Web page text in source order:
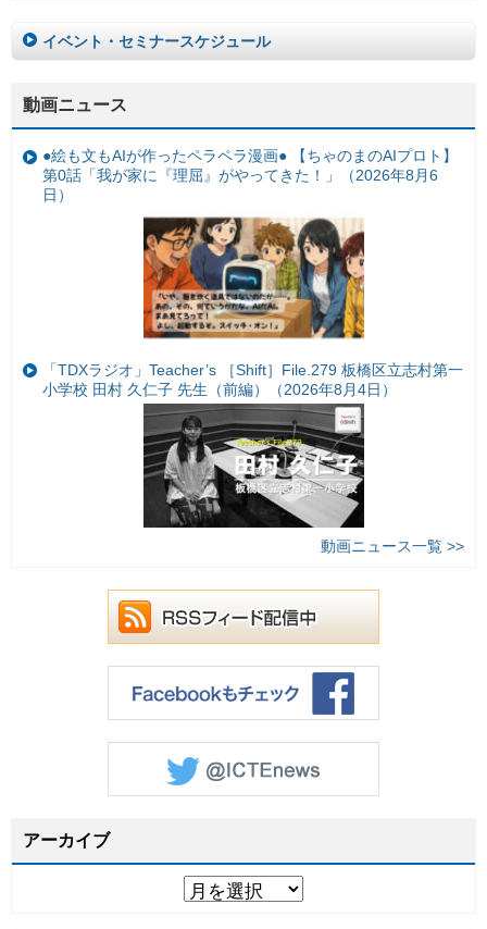
イベント・セミナースケジュール
動画ニュース
●絵も文もAIが作ったペラペラ漫画● 【ちゃのまのAIプロト】
第0話「我が家に『理屈』がやってきた！」（2026年8月6
日）
「TDXラジオ」Teacher’s ［Shift］File.279 板橋区立志村第一
小学校 田村 久仁子 先生（前編）（2026年8月4日）
動画ニュース一覧 >>
アーカイブ